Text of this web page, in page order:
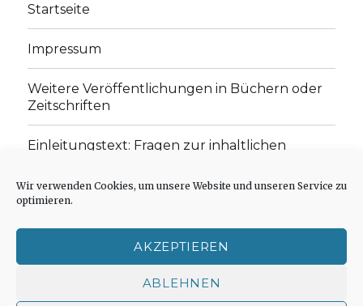
Wir verwenden Cookies, um unsere Website und unseren Service zu
optimieren.
AKZEPTIEREN
ABLEHNEN
Startseite
Impressum
Weitere Veröffentlichungen in Büchern oder
Zeitschriften
Einleitungstext: Fragen zur inhaltlichen
„schwachen Glaubens“
Cookie-Richtlinie (EU)